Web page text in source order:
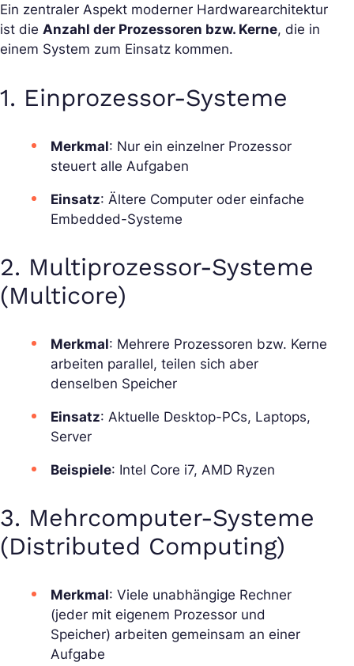
Ein zentraler Aspekt moderner Hardwarearchitektur
ist die Anzahl der Prozessoren bzw. Kerne, die in
einem System zum Einsatz kommen.
1. Einprozessor-Systeme
Merkmal: Nur ein einzelner Prozessor
steuert alle Aufgaben
Einsatz: Ältere Computer oder einfache
Embedded-Systeme
2. Multiprozessor-Systeme
(Multicore)
Merkmal: Mehrere Prozessoren bzw. Kerne
arbeiten parallel, teilen sich aber
denselben Speicher
Einsatz: Aktuelle Desktop-PCs, Laptops,
Server
Beispiele: Intel Core i7, AMD Ryzen
3. Mehrcomputer-Systeme
(Distributed Computing)
Merkmal: Viele unabhängige Rechner
(jeder mit eigenem Prozessor und
Speicher) arbeiten gemeinsam an einer
Aufgabe